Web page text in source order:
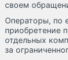
своем
Операторы, по
приобретение
отдельных
за